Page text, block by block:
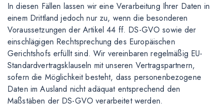
In diesen Fällen lassen wir eine Verarbeitung Ihrer Daten in
einem Drittland jedoch nur zu, wenn die besonderen
Voraussetzungen der Artikel 44 ff. DS-GVO sowie der
einschlägigen Rechtsprechung des Europäischen
Gerichtshofs erfüllt sind. Wir vereinbaren regelmäßig EU-
Standardvertragsklauseln mit unseren Vertragspartnern,
sofern die Möglichkeit besteht, dass personenbezogene
Daten im Ausland nicht adäquat entsprechend den
Maßstäben der DS-GVO verarbeitet werden.